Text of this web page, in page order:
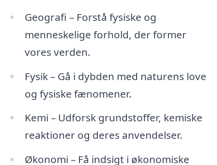
Geografi – Forstå fysiske og
menneskelige forhold, der former
vores verden.
Fysik – Gå i dybden med naturens love
og fysiske fænomener.
Kemi – Udforsk grundstoffer, kemiske
reaktioner og deres anvendelser.
Økonomi – Få indsigt i økonomiske